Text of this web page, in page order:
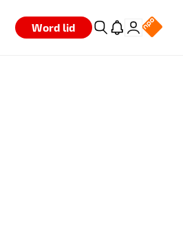
Word lid